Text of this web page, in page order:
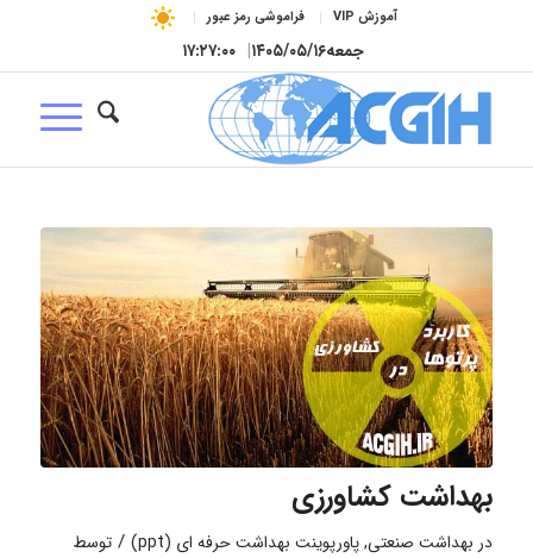
آموزش VIP فراموشی رمز عبور
جمعه۱۴۰۵/۰۵/۱۶| ۱۷:۲۷:۰۱
بهداشت کشاورزی
در بهداشت صنعتی,پاورپوینت بهداشت حرفه ای (ppt) / توسط